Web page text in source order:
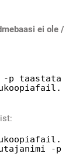
ei ole /
-p taastata
-p